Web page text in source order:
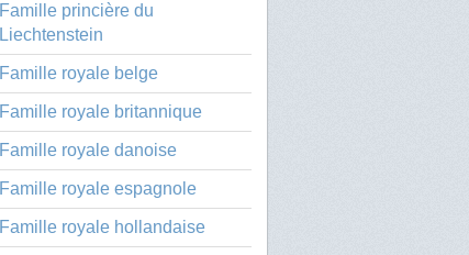
Famille princière du
Liechtenstein
Famille royale belge
Famille royale britannique
Famille royale danoise
Famille royale espagnole
Famille royale hollandaise